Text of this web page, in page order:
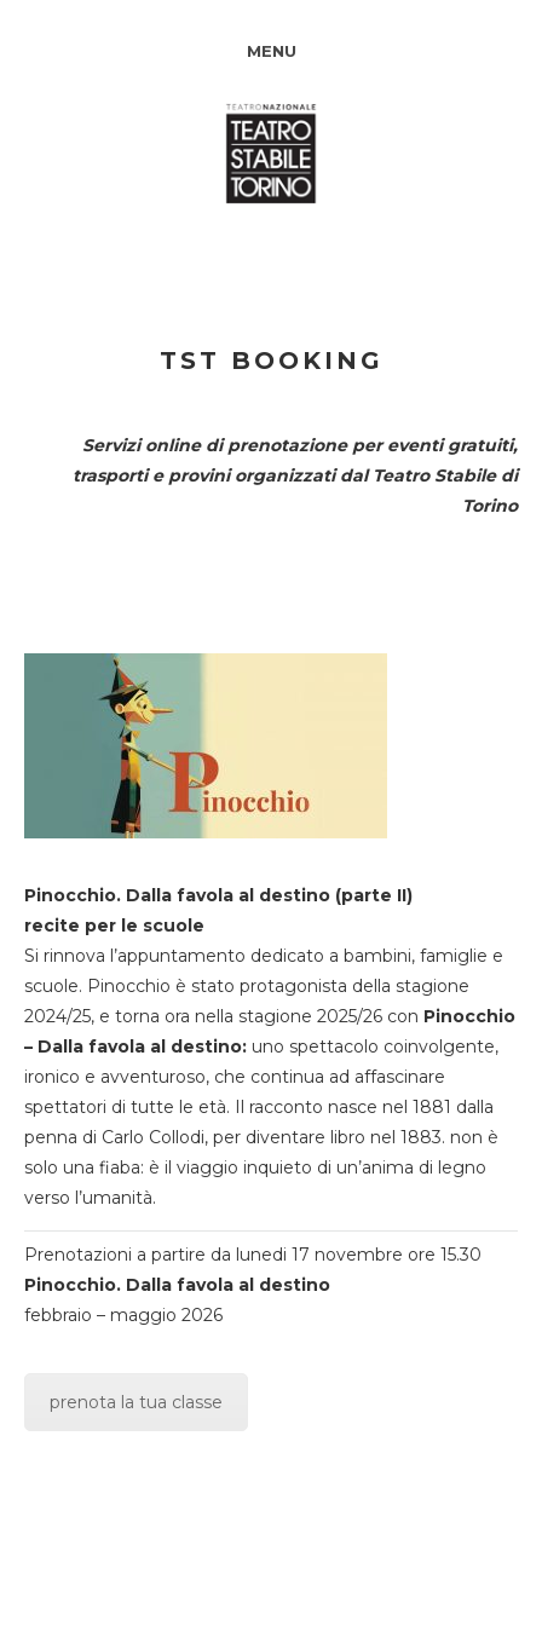
MENU
TST BOOKING
Servizi online di prenotazione per eventi gratuiti,
trasporti e provini organizzati dal Teatro Stabile di
Torino
Pinocchio. Dalla favola al destino (parte II)
recite per le scuole
Si rinnova l’appuntamento dedicato a bambini, famiglie e
scuole. Pinocchio è stato protagonista della stagione
2024/25, e torna ora nella stagione 2025/26 con Pinocchio
– Dalla favola al destino: uno spettacolo coinvolgente,
ironico e avventuroso, che continua ad affascinare
spettatori di tutte le età. Il racconto nasce nel 1881 dalla
penna di Carlo Collodi, per diventare libro nel 1883. non è
solo una fiaba: è il viaggio inquieto di un’anima di legno
verso l’umanità.
Prenotazioni a partire da lunedi 17 novembre ore 15.30
Pinocchio. Dalla favola al destino
febbraio – maggio 2026
prenota la tua classe